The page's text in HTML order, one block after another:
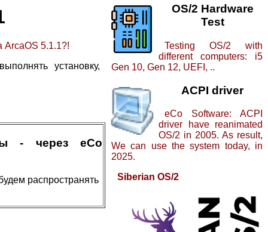
ArcaOS 5.1.1?!
установку,
- через eCo
распространять
OS/2 Hardware
Test
Testing OS/2 with
different computers: i5
Gen 10, Gen 12, UEFI, ..
ACPI driver
eCo Software: ACPI
driver have reanimated
OS/2 in 2005. As result,
We can use the system today, in
2025.
Siberian OS/2